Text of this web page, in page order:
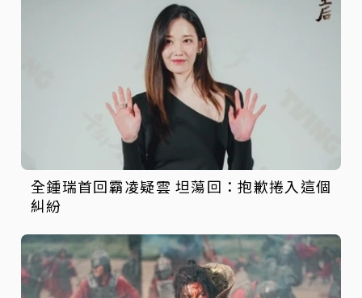
全鍾瑞首回霸凌疑雲 坦蕩回：抱歉捲入這個
糾紛